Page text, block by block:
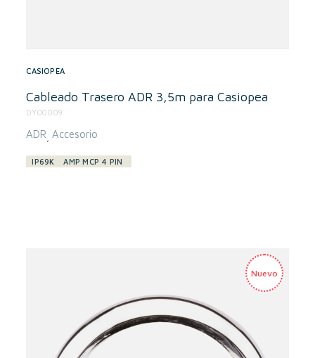
CASIOPEA
Cableado Trasero ADR 3,5m para Casiopea
DY00009
ADR ,Accesorio
IP69K AMP MCP 4 PIN